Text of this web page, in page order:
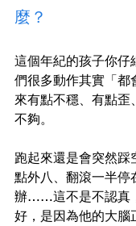
麼？
這個年紀的孩子你仔
們很多動作其實「都
來有點不穩、有點歪
不夠。
跑起來還是會突然踩
點外八、翻滾一半停
辦……這不是不認真
好，是因為他的大腦